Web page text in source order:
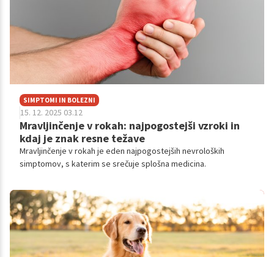
SIMPTOMI IN BOLEZNI
15. 12. 2025 03.12
Mravljinčenje v rokah: najpogostejši vzroki in
kdaj je znak resne težave
Mravljinčenje v rokah je eden najpogostejših nevroloških
simptomov, s katerim se srečuje splošna medicina.